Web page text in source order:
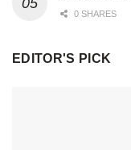
0 SHARES
EDITOR'S PICK